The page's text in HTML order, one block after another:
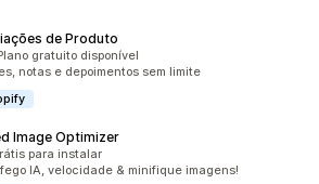
de Produto
ao todogratuito disponível
notas e depoimentos sem limite
Image Optimizer
ao todopara instalar
IA, velocidade & minifique imagens!